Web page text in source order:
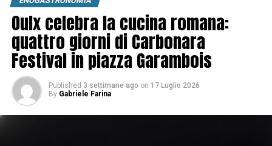
Oulx celebra la cucina romana:
quattro giorni di Carbonara
Festival in piazza Garambois
Published 3 settimane ago on 17 Luglio 2026
By Gabriele Farina